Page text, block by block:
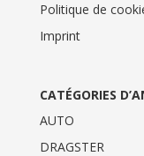
Politique de
Imprint
CATÉGORIES
AUTO
DRAGSTER